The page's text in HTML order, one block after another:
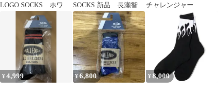
LOGO SOCKS ホワイ SOCKS 新品 長瀬智
也 ブラック
チャレンジャー
SOCKS ロゴソックス
¥4,999 ¥6,800 ¥ 8,000